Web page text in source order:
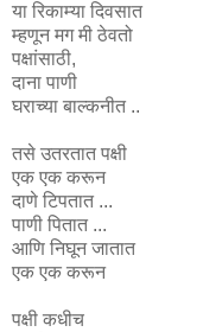
या रिकाम्या दिवसात
म्हणून मग मी ठेवतो
पक्षांसाठी,
दाना पाणी
घराच्या बाल्कनीत ..
तसे उतरतात पक्षी
एक एक करून
दाणे टिपतात ...
पाणी पितात ...
आणि निघून जातात
एक एक करून
पक्षी कधीच